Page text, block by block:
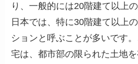
り、一般的には20階建て以上
日本では、特に30階建て以上
ションと呼ぶことが多いです
宅は、都市部の限られた土地